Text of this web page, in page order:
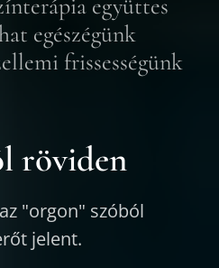
együttes
egészégünk
frissességünk
röviden
"orgon" szóból
jelent.